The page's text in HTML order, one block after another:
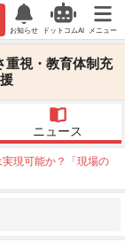
お知らせ ドットコムAI メニュー
重視・教育体制充
ニュース
現可能か？「現場の